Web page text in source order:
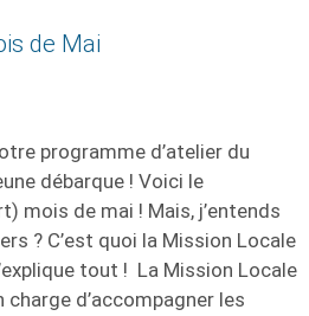
de Mai
programme d’atelier du
débarque ! Voici le
mois de mai ! Mais, j’entends
? C’est quoi la Mission Locale
tout ! La Mission Locale
d’accompagner les